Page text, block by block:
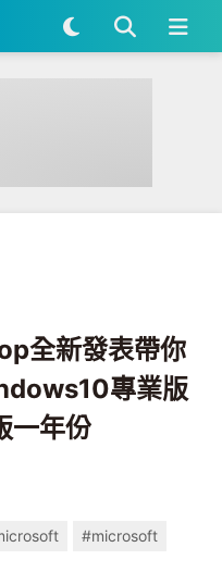
帶你看!! 可免費切換為
全新發表帶你
專業版
一年份
#microsoft